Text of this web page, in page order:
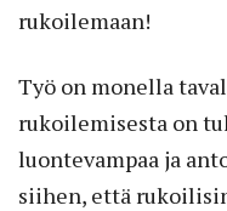
rukoilemaan!
Työ on monella
rukoilemisesta on
luontevampaa ja
siihen, että